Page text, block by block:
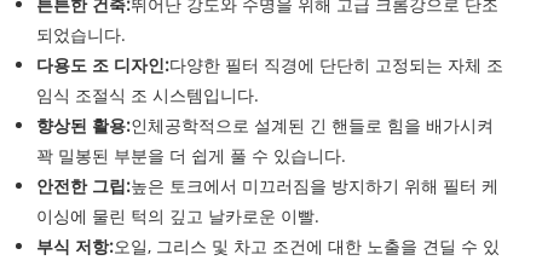
되었습니다.
다용도 조 디자인:다양한 필터 직경에 단단히 고정되는 자체 조
임식 조절식 조 시스템입니다.
향상된 활용:인체공학적으로 설계된 긴 핸들로 힘을 배가시켜
꽉 밀봉된 부분을 더 쉽게 풀 수 있습니다.
안전한 그립:높은 토크에서 미끄러짐을 방지하기 위해 필터 케
이싱에 물린 턱의 깊고 날카로운 이빨.
부식 저항:오일, 그리스 및 차고 조건에 대한 노출을 견딜 수 있